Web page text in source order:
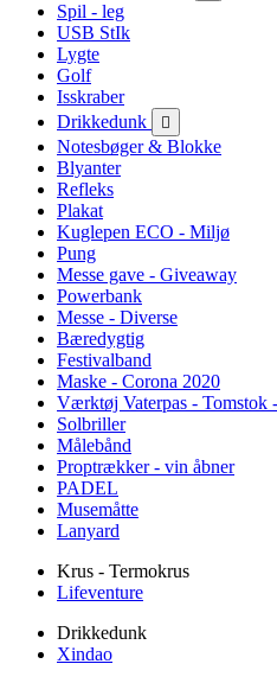
Spil - leg
USB StIk
Lygte
Golf
Isskraber
Drikkedunk

Notesbøger & Blokke
Blyanter
Refleks
Plakat
Kuglepen ECO - Miljø
Pung
Messe gave - Giveaway
Powerbank
Messe - Diverse
Bæredygtig
Festivalband
Maske - Corona 2020
Værktøj Vaterpas - Tomstok
Solbriller
Målebånd
Proptrækker - vin åbner
PADEL
Musemåtte
Lanyard
Krus - Termokrus
Lifeventure
Drikkedunk
Xindao